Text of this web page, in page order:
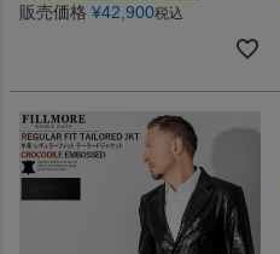
販売価格 ¥42,900税込